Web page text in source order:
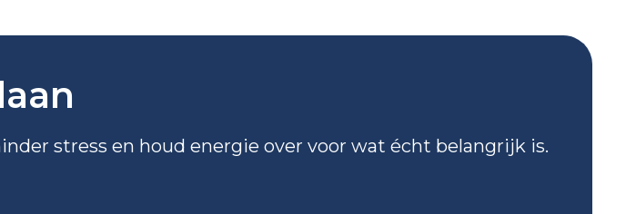
stress en houd energie over voor wat écht belangrijk is.